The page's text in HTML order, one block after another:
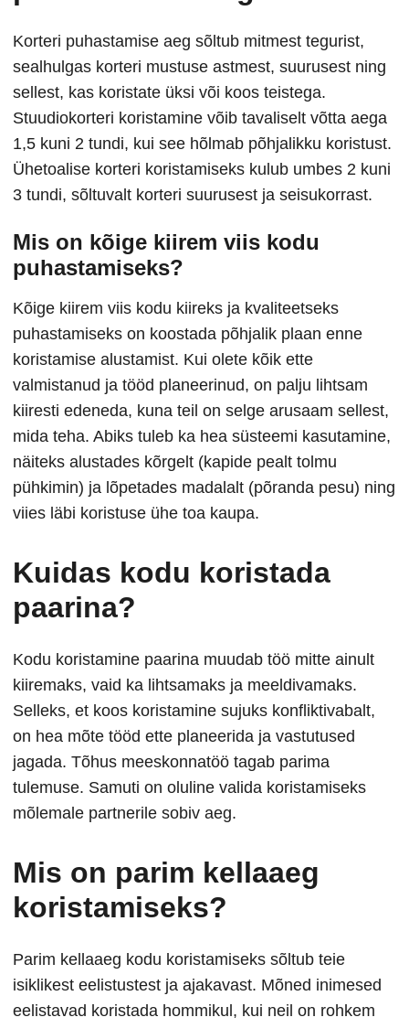
Korteri puhastamise aeg sõltub mitmest tegurist,
sealhulgas korteri mustuse astmest, suurusest ning
sellest, kas koristate üksi või koos teistega.
Stuudiokorteri koristamine võib tavaliselt võtta aega
1,5 kuni 2 tundi, kui see hõlmab põhjalikku koristust.
Ühetoalise korteri koristamiseks kulub umbes 2 kuni
3 tundi, sõltuvalt korteri suurusest ja seisukorrast.
Mis on kõige kiirem viis kodu
puhastamiseks?
Kõige kiirem viis kodu kiireks ja kvaliteetseks
puhastamiseks on koostada põhjalik plaan enne
koristamise alustamist. Kui olete kõik ette
valmistanud ja tööd planeerinud, on palju lihtsam
kiiresti edeneda, kuna teil on selge arusaam sellest,
mida teha. Abiks tuleb ka hea süsteemi kasutamine,
näiteks alustades kõrgelt (kapide pealt tolmu
pühkimin) ja lõpetades madalalt (põranda pesu) ning
viies läbi koristuse ühe toa kaupa.
Kuidas kodu koristada
paarina?
Kodu koristamine paarina muudab töö mitte ainult
kiiremaks, vaid ka lihtsamaks ja meeldivamaks.
Selleks, et koos koristamine sujuks konfliktivabalt,
on hea mõte tööd ette planeerida ja vastutused
jagada. Tõhus meeskonnatöö tagab parima
tulemuse. Samuti on oluline valida koristamiseks
mõlemale partnerile sobiv aeg.
Mis on parim kellaaeg
koristamiseks?
Parim kellaaeg kodu koristamiseks sõltub teie
isiklikest eelistustest ja ajakavast. Mõned inimesed
eelistavad koristada hommikul, kui neil on rohkem